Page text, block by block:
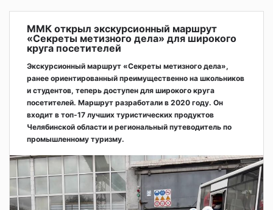
ММК открыл экскурсионный маршрут
«Секреты метизного дела» для широкого
круга посетителей
Экскурсионный маршрут «Секреты метизного дела»,
ранее ориентированный преимущественно на школьников
и студентов, теперь доступен для широкого круга
посетителей. Маршрут разработали в 2020 году. Он
входит в топ-17 лучших туристических продуктов
Челябинской области и региональный путеводитель по
промышленному туризму.